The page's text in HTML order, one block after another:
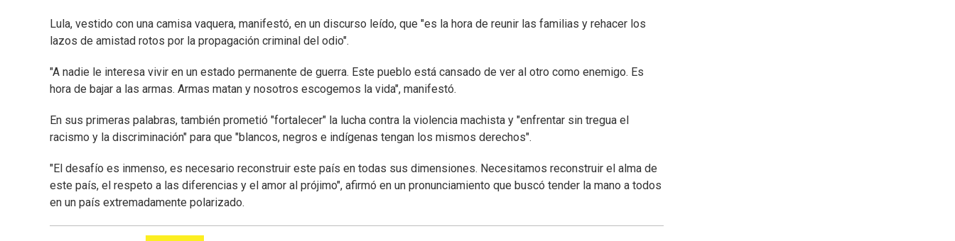
Lula, vestido con una camisa vaquera, manifestó, en un discurso leído, que "es la hora de reunir las familias y rehacer los
lazos de amistad rotos por la propagación criminal del odio".
"A nadie le interesa vivir en un estado permanente de guerra. Este pueblo está cansado de ver al otro como enemigo. Es
hora de bajar a las armas. Armas matan y nosotros escogemos la vida", manifestó.
En sus primeras palabras, también prometió "fortalecer" la lucha contra la violencia machista y "enfrentar sin tregua el
racismo y la discriminación" para que "blancos, negros e indígenas tengan los mismos derechos".
"El desafío es inmenso, es necesario reconstruir este país en todas sus dimensiones. Necesitamos reconstruir el alma de
este país, el respeto a las diferencias y el amor al prójimo", afirmó en un pronunciamiento que buscó tender la mano a todos
en un país extremadamente polarizado.